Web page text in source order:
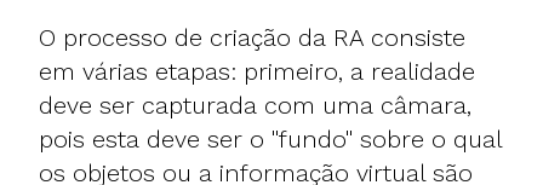
O processo de criação da RA consiste
em várias etapas: primeiro, a realidade
deve ser capturada com uma câmara,
pois esta deve ser o "fundo" sobre o qual
os objetos ou a informação virtual são